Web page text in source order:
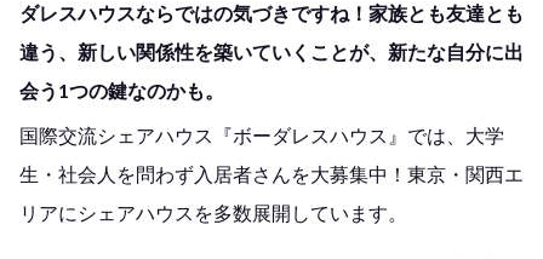
ダレスハウスならではの気づきですね！家族とも友達とも
違う、新しい関係性を築いていくことが、新たな自分に出
会う1つの鍵なのかも。
国際交流シェアハウス『ボーダレスハウス』では、大学
生・社会人を問わず入居者さんを大募集中！東京・関西エ
リアにシェアハウスを多数展開しています。